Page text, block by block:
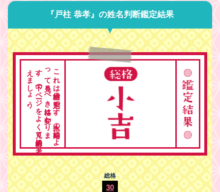
『戸柱 恭孝』の姓名判断鑑定結果
こ
れ
は
総格の
判定で
す
。
人生の
時期に
よ
っ
て
見る
べ
き
格は
変わ
り
ま
す
。
下の
ペ
ージ
を
よ
く
見て
総合的に
考
え
ま
し
ょ
う
。
総格
30